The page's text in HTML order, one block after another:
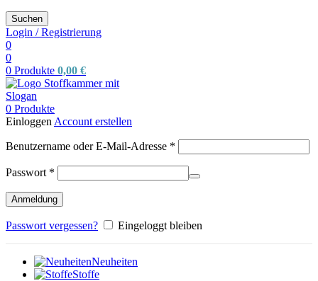
Suchen
Login / Registrierung
0
0
0 Produkte 0,00 €
0 Produkte
Einloggen Account erstellen
Benutzername oder E-Mail-Adresse *
Passwort *
Anmeldung
Passwort vergessen? Eingeloggt bleiben
Neuheiten
Stoffe